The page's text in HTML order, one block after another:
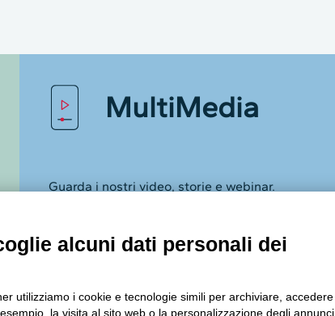
MultiMedia
Guarda i nostri video, storie e webinar.
alcuni dati personali dei
utilizziamo i cookie e tecnologie simili per archiviare, accedere
la visita al sito web o la personalizzazione degli annunci.